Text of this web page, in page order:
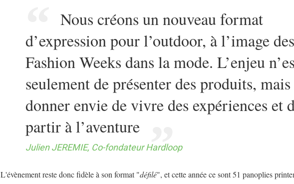
Nous créons un nouveau format
d’expression pour l’outdoor, à l’image des
Fashion Weeks dans la mode. L’enjeu
seulement de présenter des produits,
donner envie de vivre des expériences et
partir à l’aventure
Julien JEREMIE, Co-fondateur Hardloop
L'évènement reste donc fidèle à son format "défilé", et cette année ce sont 51 panoplies